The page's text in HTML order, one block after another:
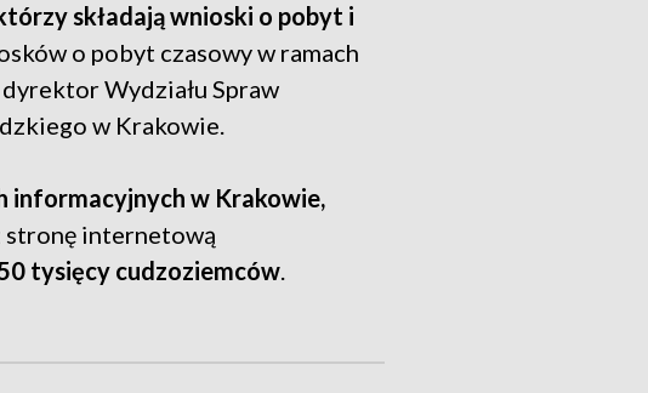
składają wnioski o pobyt i
o pobyt czasowy w ramach
Wydziału Spraw
w Krakowie.
informacyjnych w Krakowie,
internetową
tysięcy cudzoziemców.